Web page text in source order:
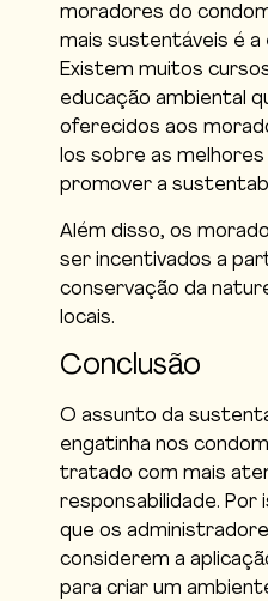
moradores do
mais sustentáveis é a
Existem muitos
educação ambiental
oferecidos aos
los sobre as
promover a
Além disso, os
ser incentivados a
conservação da
locais.
Conclusão
O assunto da
engatinha nos
tratado com mais
responsabilidade. Por
que os
considerem a
para criar um